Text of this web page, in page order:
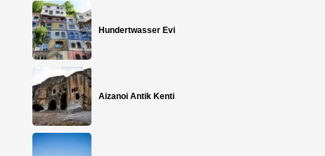
Hundertwasser Evi
Aizanoi Antik Kenti